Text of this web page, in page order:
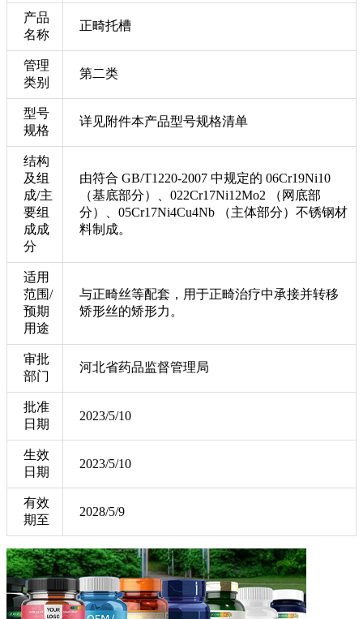
产品
名称
正畸托槽
管理
类别
第二类
型号
规格
详见附件本产品型号规格清单
结构
及组
成/主
要组
成成
分
由符合 GB/T1220-2007 中规定的 06Cr19Ni10
（基底部分）、022Cr17Ni12Mo2 （网底部
分）、05Cr17Ni4Cu4Nb （主体部分）不锈钢材
料制成。
适用
范围/
预期
用途
与正畸丝等配套，用于正畸治疗中承接并转移
矫形丝的矫形力。
审批
部门
河北省药品监督管理局
批准
日期
2023/5/10
生效
日期
2023/5/10
有效
期至
2028/5/9